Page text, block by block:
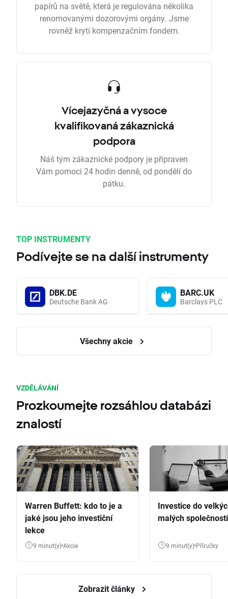
papírů na světě, která je regulována několika
renomovanými dozorovými orgány. Jsme
rovněž krytí kompenzačním fondem.
Vícejazyčná a vysoce
kvalifikovaná zákaznická
podpora
Náš tým zákaznické podpory je připraven
Vám pomoci 24 hodin denně, od pondělí do
pátku.
TOP INSTRUMENTY
Podívejte se na další instrumenty
DBK.DE
Deutsche Bank AG
BARC.UK
Barclays PLC
Všechny akcie
VZDĚLÁVÁNÍ
Prozkoumejte rozsáhlou databázi
znalostí
Warren Buffett: kdo to je a
jaké jsou jeho investiční
lekce
9 minut(y) Akcie
Investice do
malých společností
9 minut(y) Příručky
Zobrazit články